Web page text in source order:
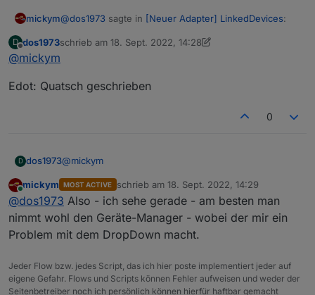
mickym@dos1973 sagte in [Neuer Adapter] LinkedDevices:
ohhhjjeeee, mir schwant böses...
Habs Dir gerade gepostet - wie das aussehen soll -
siehe Tischlampe.
common.
Besser also wenn man statt Verzeichnis
D
Offline
dos1973schrieb am 18. Sept. 2022, 14:28
zuletzt editiert von dos1973
@mickym
Edot: Quatsch geschrieben
0
D dos1973@mickym
Edot: Quatsch geschrieben
Online
mickym MOST ACTIVE schrieb am 18. Sept. 2022, 14:29
zuletzt editiert von
@dos1973 Also - ich sehe gerade - am besten man
nimmt wohl den Geräte-Manager - wobei der mir ein
Problem mit dem DropDown macht.
Jeder Flow bzw. jedes Script, das ich hier poste implementiert jeder auf
eigene Gefahr. Flows und Scripts können Fehler aufweisen und weder der
Seitenbetreiber noch ich persönlich können hierfür haftbar gemacht